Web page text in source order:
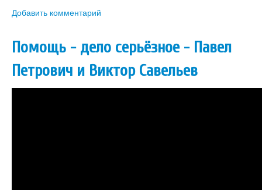
Добавить комментарий
Помощь - дело серьёзное - Павел
Петрович и Виктор Савельев